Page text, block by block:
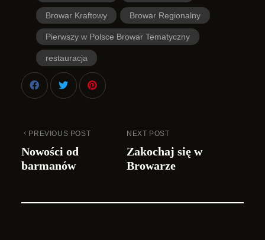
Browar Kraftowy Browar Regionalny
Pierwszy w Polsce Browar Tematyczny
restauracja
PREVIOUS POST
Nowości od
barmanów
NEXT POST
Zakochaj się w
Browarze